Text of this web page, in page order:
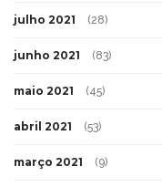
julho 2021 (28)
junho 2021 (83)
maio 2021 (45)
abril 2021 (53)
março 2021 (9)